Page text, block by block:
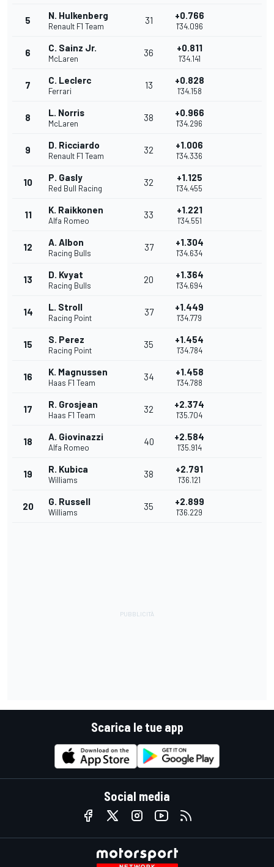
5 N. Hulkenberg
Renault F1 Team
31 +0.766
1'34.096
6 C. Sainz Jr.
McLaren
36 +0.811
1'34.141
7 C. Leclerc
Ferrari
13 +0.828
1'34.158
8 L. Norris
McLaren
38 +0.966
1'34.296
9 D. Ricciardo
Renault F1 Team
32 +1.006
1'34.336
10 P. Gasly
Red Bull Racing
32 +1.125
1'34.455
11 K. Raikkonen
Alfa Romeo
33 +1.221
1'34.551
12 A. Albon
Racing Bulls
37 +1.304
1'34.634
13 D. Kvyat
Racing Bulls
20 +1.364
1'34.694
14 L. Stroll
Racing Point
37 +1.449
1'34.779
15 S. Perez
Racing Point
35 +1.454
1'34.784
16 K. Magnussen
Haas F1 Team
34 +1.458
1'34.788
17 R. Grosjean
Haas F1 Team
32 +2.374
1'35.704
18 A. Giovinazzi
Alfa Romeo
40 +2.584
1'35.914
19 R. Kubica
Williams
38 +2.791
1'36.121
20 G. Russell
Williams
35 +2.899
1'36.229
Scarica le tue app
Social media